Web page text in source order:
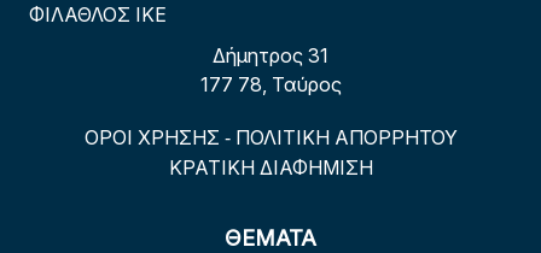
ΦΙΛΑΘΛΟΣ ΙΚΕ
Δήμητρος 31
177 78, Ταύρος
ΟΡΟΙ ΧΡΗΣΗΣ - ΠΟΛΙΤΙΚΗ ΑΠΟΡΡΗΤΟΥ
ΚΡΑΤΙΚΗ ΔΙΑΦΗΜΙΣΗ
ΘΕΜΑΤΑ